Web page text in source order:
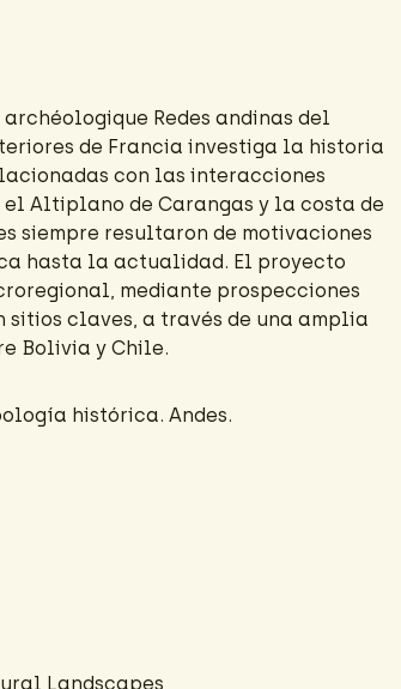
Redes andinas del
de Francia investiga la historia
con las interacciones
Altiplano de Carangas y la costa de
siempre resultaron de motivaciones
hasta la actualidad. El proyecto
mediante prospecciones
sitios claves, a través de una amplia
Bolivia y Chile.
histórica. Andes.
Landscapes